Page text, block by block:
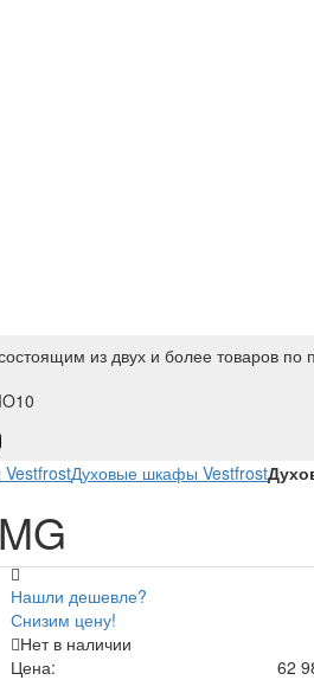
из двух и более товаров по
Духовые шкафы Vestfrost
Нашли дешевле?
Снизим цену!
Нет в наличии
Цена:
62